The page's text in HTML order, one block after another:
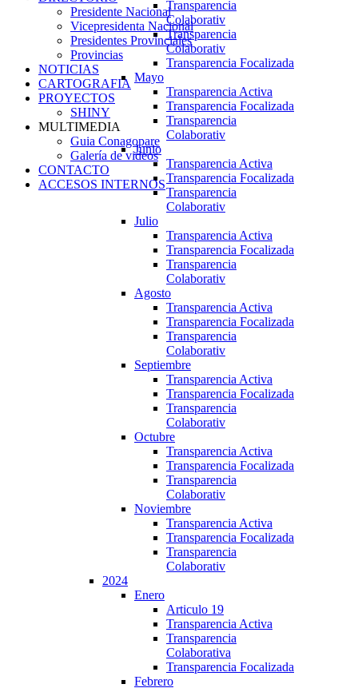
Transparencia
Colaborativ
Transparencia
Colaborativ
Transparencia Focalizada
Mayo
Transparencia Activa
Transparencia Focalizada
Transparencia
Colaborativ
Junio
Transparencia Activa
Transparencia Focalizada
Transparencia
Colaborativ
Julio
Transparencia Activa
Transparencia Focalizada
Transparencia
Colaborativ
Agosto
Transparencia Activa
Transparencia Focalizada
Transparencia
Colaborativ
Septiembre
Transparencia Activa
Transparencia Focalizada
Transparencia
Colaborativ
Octubre
Transparencia Activa
Transparencia Focalizada
Transparencia
Colaborativ
Noviembre
Transparencia Activa
Transparencia Focalizada
Transparencia
Colaborativ
2024
Enero
Articulo 19
Transparencia Activa
Transparencia
Colaborativa
Transparencia Focalizada
Febrero
Presidente Nacional
Vicepresidenta Nacional
Presidentes Provinciales
Provincias
NOTICIAS
CARTOGRAFIA
PROYECTOS
SHINY
MULTIMEDIA
Guia Conagopare
Galería de videos
CONTACTO
ACCESOS INTERNOS